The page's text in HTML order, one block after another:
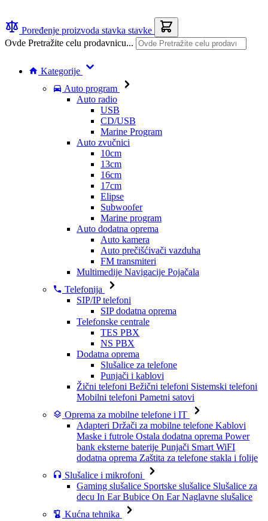
Poređenje proizvoda stavka stavke
Ovde Pretražite celu prodavnicu...
Kategorije
Auto program
Auto radio
USB
CD/USB
Marine Program
Auto zvučnici
10cm
13cm
16cm
17cm
Elipse
Subwoofer
Marine program
Auto dodatna oprema
Auto kamera
Auto prečišćivači vazduha
FM transmiteri
Multimedije Navigacije Pojačala
Telefonija
SIP/IP telefoni
SIP dodatna oprema
Telefonske centrale
TES PBX
NS PBX
Dodatna oprema
Slušalice za telefone
Punjači i kablovi
Žični telefoni Bežični telefoni Sistemski telefoni
Mobilni telefoni Pametni satovi
Oprema za mobilne telefone i IT
Adapteri Držači za mobilne telefone Kablovi
Maske i futrole Ostala dodatna oprema Power
bank eksterne baterije Punjači Smart WiFI
dodatna oprema Zaštita za telefone stakla i folije
Slušalice i mikrofoni
Gaming slušalice Sportske slušalice Slušalice za
decu In Ear Bubice On Ear Naglavne slušalice
Kućna tehnika